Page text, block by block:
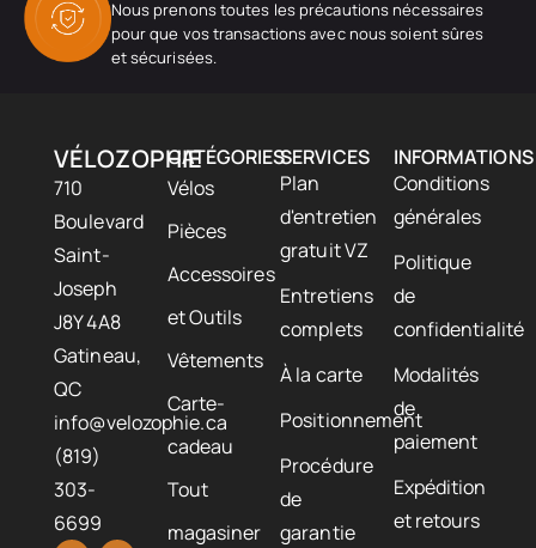
Nous prenons toutes les précautions nécessaires
pour que vos transactions avec nous soient sûres
et sécurisées.
VÉLOZOPHIE
710
Boulevard
Saint-
Joseph
J8Y 4A8
Gatineau,
QC
info@velozophie.ca
(819)
303-
6699
CATÉGORIES
Vélos
Pièces
Accessoires
et Outils
Vêtements
Carte-
cadeau
Tout
magasiner
SERVICES
Plan
d'entretien
gratuit VZ
Entretiens
complets
À la carte
Positionnement
Procédure
de
garantie
INFORMATIONS
Conditions
générales
Politique
de
confidentialité
Modalités
de
paiement
Expédition
et retours